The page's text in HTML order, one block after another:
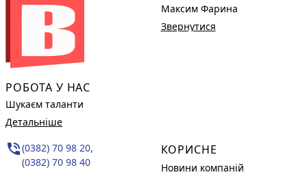
РОБОТА У НАС
Шукаєм таланти
Детальніше
phone_in_talk(0382) 70 98 20,
(0382) 70 98 40
Максим Фарина
Звернутися
КОРИСНЕ
Новини компаній